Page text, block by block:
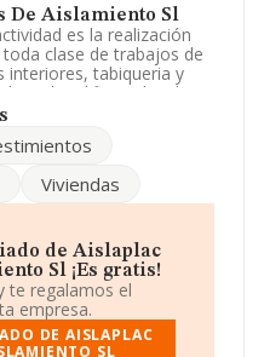
De Aislamiento Sl
es la realización
clase de trabajos de
interiores, tabiqueria y
de edificios, locales
d. La empresa
a 'Revestimiento de
exteriores.
un número de
de sector.
.
de Aislamiento S.L
Viviendas
de Aislaplac
Sl ¡Es gratis!
te regalamos el
empresa.
DE AISLAPLAC
SL